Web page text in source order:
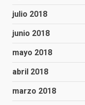
julio 2018
junio 2018
mayo 2018
abril 2018
marzo 2018